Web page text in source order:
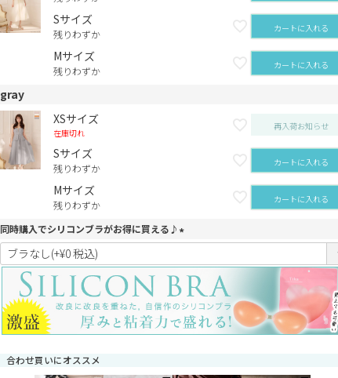
Sサイズ
残りわずか カートに入れる
Mサイズ
残りわずか カートに入れる
gray
XSサイズ
在庫切れ
再入荷お知らせ
Sサイズ
残りわずか カートに入れる
Mサイズ
残りわずか カートに入れる
同時購入でシリコンブラがお得に買える♪
(
須
)
合わせ買いにオススメ